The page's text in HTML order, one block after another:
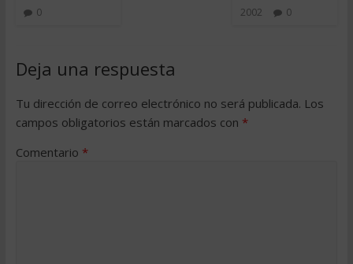
0
2002
0
Deja una respuesta
Tu dirección de correo electrónico no será publicada. Los
campos obligatorios están marcados con *
Comentario *